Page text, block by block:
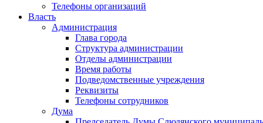
Телефоны организаций
Власть
Администрация
Глава города
Структура администрации
Отделы администрации
Время работы
Подведомственные учреждения
Реквизиты
Телефоны сотрудников
Дума